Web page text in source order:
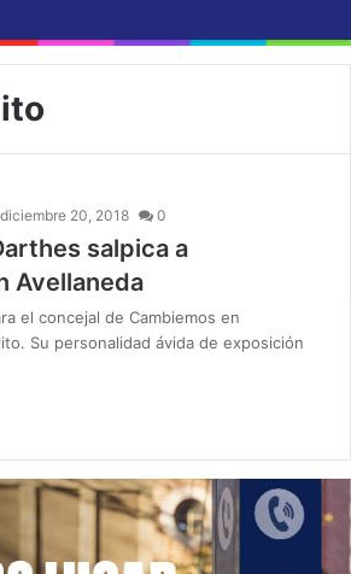
diciembre 20, 2018 0
salpica a
Avellaneda
el concejal de Cambiemos en
Su personalidad ávida de exposición